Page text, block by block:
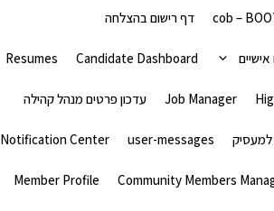
cob – דף רישום בהצלחה
Candidate Dashboard
Resumes
Job Manager עדכון פרטים מנהל קהילה
למעסיק user-messages
Notification Center
Community Members
Member Profile